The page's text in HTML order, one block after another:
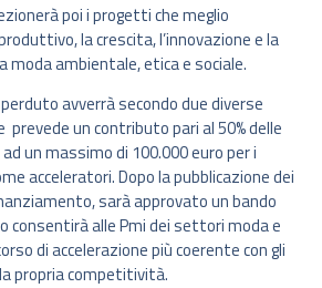
poi i progetti che meglio
la crescita, l’innovazione e la
ambientale, etica e sociale.
avverrà secondo due diverse
un contributo pari al 50% delle
un massimo di 100.000 euro per i
acceleratori. Dopo la pubblicazione dei
sarà approvato un bando
consentirà alle Pmi dei settori moda e
di accelerazione più coerente con gli
propria competitività.